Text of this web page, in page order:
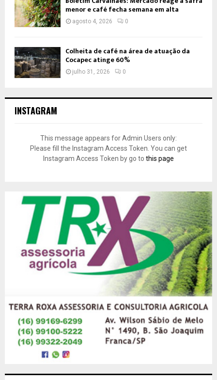
menor e café fecha semana em alta
agosto 4, 2026 0
Colheita de café na área de atuação da
Cocapec atinge 60%
julho 31, 2026 0
INSTAGRAM
This message appears for Admin Users only:
Please fill the Instagram Access Token. You can get
Instagram Access Token by go to this page